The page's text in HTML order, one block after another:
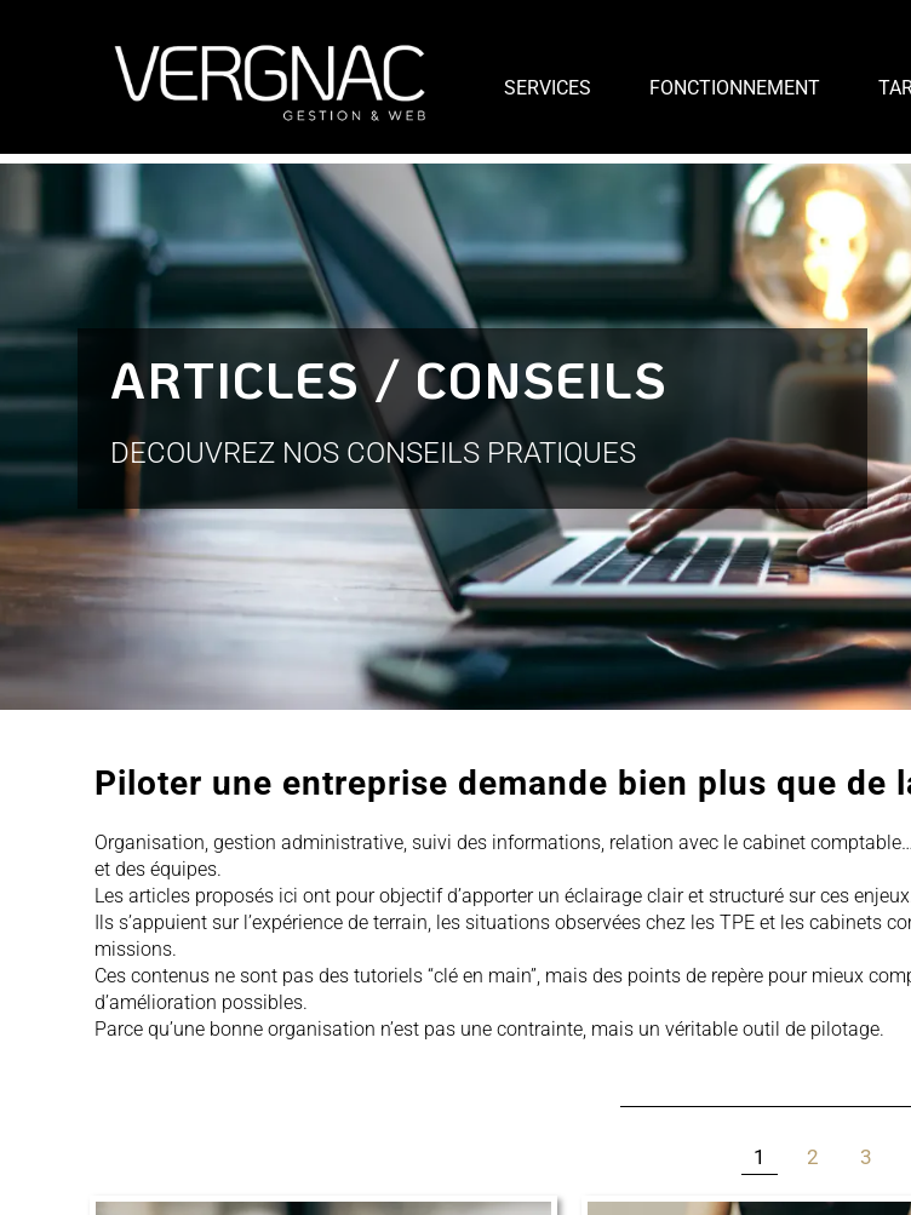
SERVICES FONCTIONNEMENT
ARTICLES / CONSEILS
DECOUVREZ NOS CONSEILS PRATIQUES
Piloter une entreprise demande bien plus que de
Organisation, gestion administrative, suivi des informations, relation avec le cabinet
et des équipes.
Les articles proposés ici ont pour objectif d’apporter un éclairage clair et structuré sur ces
Ils s’appuient sur l’expérience de terrain, les situations observées chez les TPE et les cabinets
missions.
Ces contenus ne sont pas des tutoriels “clé en main”, mais des points de repère pour mieux
d’amélioration possibles.
Parce qu’une bonne organisation n’est pas une contrainte, mais un véritable outil de pilotage.
1 2 3